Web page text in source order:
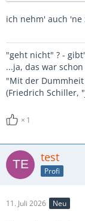
ich nehm' auch 'ne
"geht nicht" ? -
...ja, das war
"Mit der
(Friedrich Schiller,
1
test
Profi
11. Juli 2026 Neu